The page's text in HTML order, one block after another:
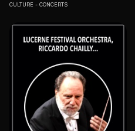
CULTURE CONCERTS